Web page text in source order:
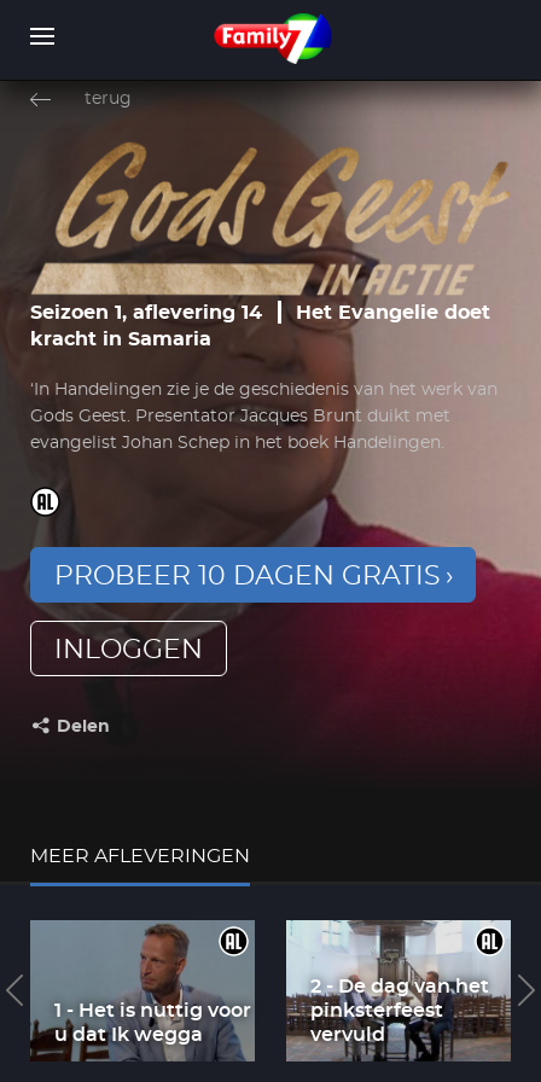
WORD LID INLOGGEN
terug
Seizoen 1, aflevering 14
Het Evangelie doet
kracht in Samaria
‘In Handelingen zie je de geschiedenis van het werk van
Gods Geest. Presentator Jacques Brunt duikt met
evangelist Johan Schep in het boek Handelingen.
PROBEER 10 DAGEN GRATIS
INLOGGEN
Delen
MEER AFLEVERINGEN
1 - Het is nuttig voor
u dat Ik wegga
2 - De dag van het
pinksterfeest
vervuld